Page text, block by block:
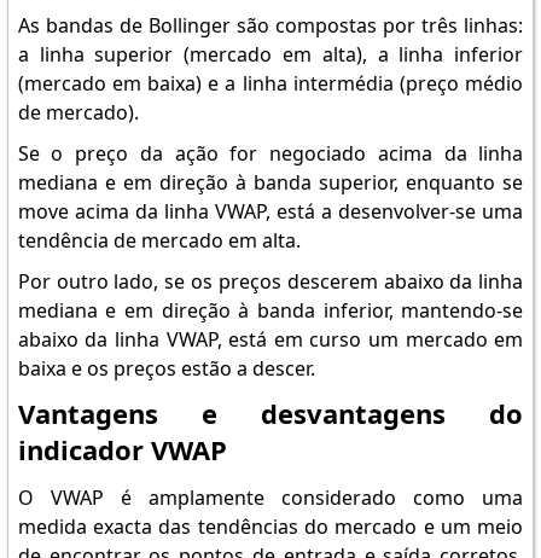
As bandas de Bollinger são compostas por três linhas:
a linha superior (mercado em alta), a linha inferior
(mercado em baixa) e a linha intermédia (preço médio
de mercado).
Se o preço da ação for negociado acima da linha
mediana e em direção à banda superior, enquanto se
move acima da linha VWAP, está a desenvolver-se uma
tendência de mercado em alta.
Por outro lado, se os preços descerem abaixo da linha
mediana e em direção à banda inferior, mantendo-se
abaixo da linha VWAP, está em curso um mercado em
baixa e os preços estão a descer.
Vantagens e desvantagens do
indicador VWAP
O VWAP é amplamente considerado como uma
medida exacta das tendências do mercado e um meio